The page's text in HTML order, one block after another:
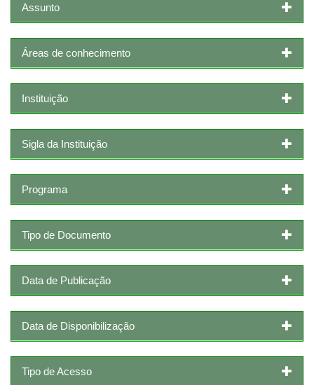
Assunto
Áreas de conhecimento
Instituição
Sigla da Instituição
Programa
Tipo de Documento
Data de Publicação
Data de Disponibilização
Tipo de Acesso